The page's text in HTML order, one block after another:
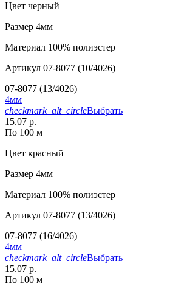
Цвет черный
Размер 4мм
Материал 100% полиэстер
Артикул 07-8077 (10/4026)
07-8077 (13/4026)
4мм
checkmark_alt_circleВыбрать
15.07 р.
По 100 м
Цвет красный
Размер 4мм
Материал 100% полиэстер
Артикул 07-8077 (13/4026)
07-8077 (16/4026)
4мм
checkmark_alt_circleВыбрать
15.07 р.
По 100 м